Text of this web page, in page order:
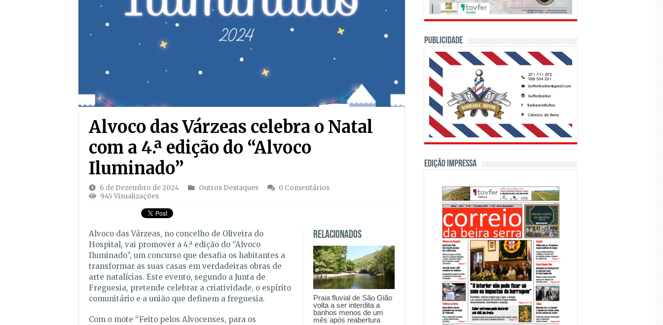
Alvoco das Várzeas celebra o Natal
com a 4.ª edição do “Alvoco
Iluminado”
6 de Dezembro de 2024 Outros Destaques
0 Comentários
945 Visualizações
Relacionados
Praia fluvial de São Gião
volta a ser interdita a
banhos menos de um
mês após reabertura
Alvoco das Várzeas, no concelho de Oliveira do
Hospital, vai promover a 4.ª edição do “Alvoco
Iluminado”, um concurso que desafia os habitantes a
transformar as suas casas em verdadeiras obras de
arte natalícias. Este evento, segundo a Junta de
Freguesia, pretende celebrar a criatividade, o espírito
comunitário e a união que definem a freguesia.
Com o mote “Feito pelos Alvocenses, para os
PUBLICIDADE
Edição Impressa